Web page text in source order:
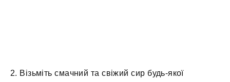
2. Візьміть смачний та свіжий сир будь-якої